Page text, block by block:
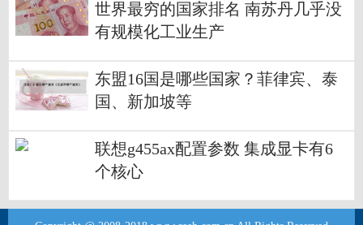
世界最穷的国家排名 南苏丹几乎没
有规模化工业生产
东盟16国是哪些国家？菲律宾、泰
国、新加坡等
联想g455ax配置参数 集成显卡有6
个核心